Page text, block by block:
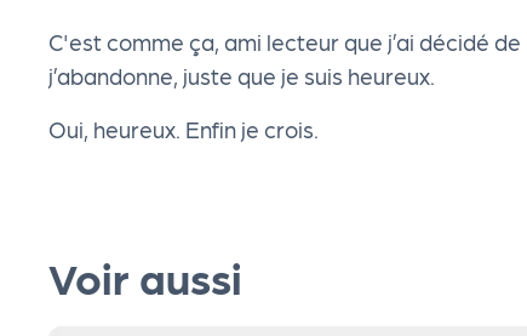
C'est comme ça, ami lecteur que j’ai décidé
j’abandonne, juste que je suis heureux.
Oui, heureux. Enfin je crois.
Voir aussi
i
s
t
e